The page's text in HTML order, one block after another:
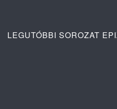
LEGUTÓBBI SOROZAT